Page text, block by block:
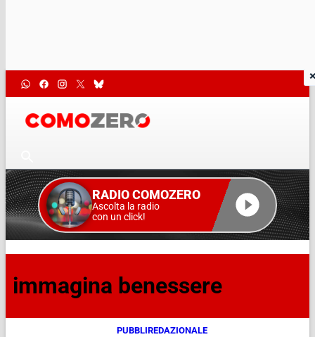
RADIO COMOZERO
Ascolta la radio
con un click!
immagina benessere
PUBBLIREDAZIONALE